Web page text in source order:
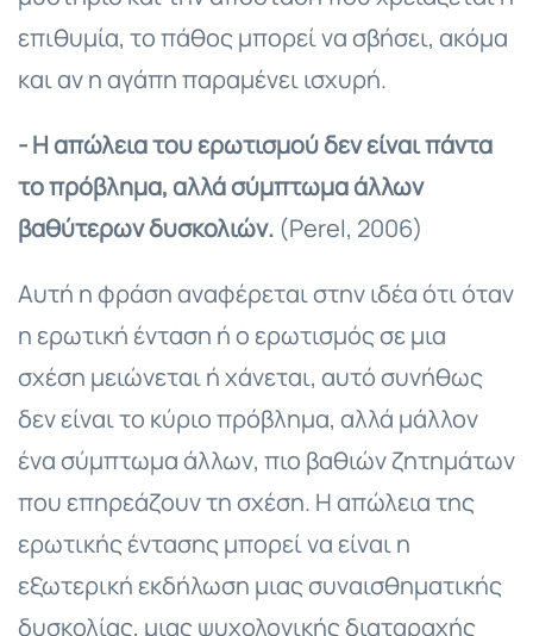
επιθυμία, το πάθος μπορεί να σβήσει, ακόμα
και αν η αγάπη παραμένει ισχυρή.
- Η απώλεια του ερωτισμού δεν είναι πάντα
το πρόβλημα, αλλά σύμπτωμα άλλων
βαθύτερων δυσκολιών. (Perel, 2006)
Αυτή η φράση αναφέρεται στην ιδέα ότι όταν
η ερωτική ένταση ή ο ερωτισμός σε μια
σχέση μειώνεται ή χάνεται, αυτό συνήθως
δεν είναι το κύριο πρόβλημα, αλλά μάλλον
ένα σύμπτωμα άλλων, πιο βαθιών ζητημάτων
που επηρεάζουν τη σχέση. Η απώλεια της
ερωτικής έντασης μπορεί να είναι η
εξωτερική εκδήλωση μιας συναισθηματικής
δυσκολίας, μιας ψυχολογικής διαταραχής